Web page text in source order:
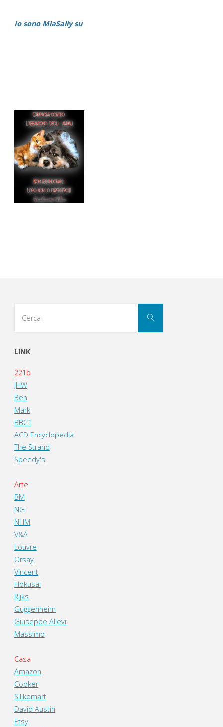
Io sono MiaSally su
Cerca
LINK
221b
JHW
Ben
Mark
BBC1
ACD Encyclopedia
The Strand
Speedy's
Arte
BM
NG
NHM
V&A
Louvre
Orsay
Vincent
Hokusai
Rijks
Guggenheim
Giuseppe Allevi
Massimo
Casa
Amazon
Cooker
Silikomart
David Austin
Etsy